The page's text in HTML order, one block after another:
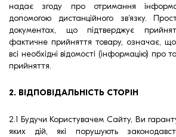
надає згоду про отримання
допомогою дистанційного зв'язку.
документах, що підтверджує
фактичне прийняття товару, означає,
всі необхідні відомості (інформацію) про
прийняття.
2. ВІДПОВІДАЛЬНІСТЬ СТОРІН
2.1 Будучи Користувачем Сайту, Ви
яких дій, які порушують